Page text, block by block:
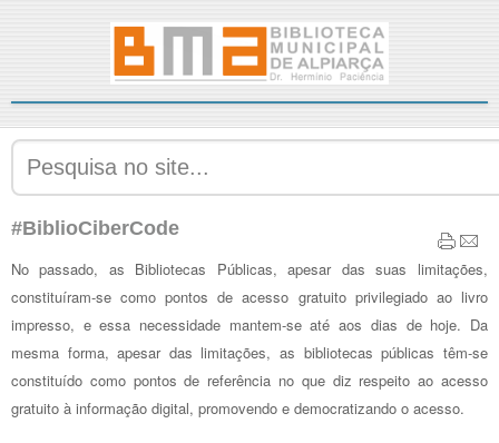
#BiblioCiberCode
No passado, as Bibliotecas Públicas, apesar das suas limitações,
constituíram-se como pontos de acesso gratuito privilegiado ao livro
impresso, e essa necessidade mantem-se até aos dias de hoje. Da
mesma forma, apesar das limitações, as bibliotecas públicas têm-se
constituído como pontos de referência no que diz respeito ao acesso
gratuito à informação digital, promovendo e democratizando o acesso.